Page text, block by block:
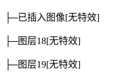
├─已插入图像[无特效]
├─图层18[无特效]
├─图层19[无特效]